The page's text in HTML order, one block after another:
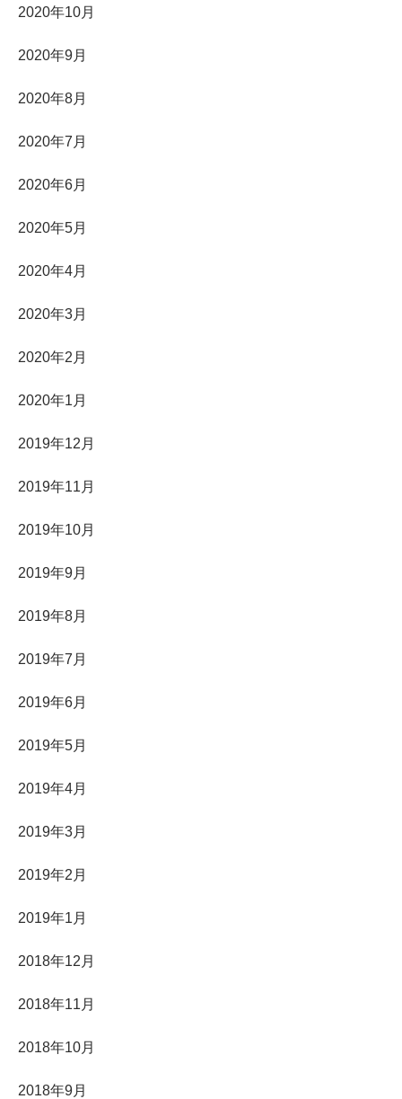
2020年10月
2020年9月
2020年8月
2020年7月
2020年6月
2020年5月
2020年4月
2020年3月
2020年2月
2020年1月
2019年12月
2019年11月
2019年10月
2019年9月
2019年8月
2019年7月
2019年6月
2019年5月
2019年4月
2019年3月
2019年2月
2019年1月
2018年12月
2018年11月
2018年10月
2018年9月